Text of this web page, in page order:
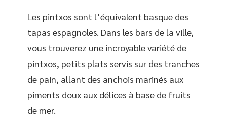
Les pintxos sont l’équivalent basque des
tapas espagnoles. Dans les bars de la ville,
vous trouverez une incroyable variété de
pintxos, petits plats servis sur des tranches
de pain, allant des anchois marinés aux
piments doux aux délices à base de fruits
de mer.